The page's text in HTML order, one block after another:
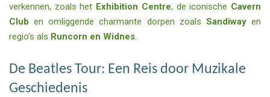
verkennen, zoals het Exhibition Centre, de iconische Cavern
Club en omliggende charmante dorpen zoals Sandiwayen
regio’s als Runcorn en Widnes.
De Beatles Tour: Een Reis door Muzikale
Geschiedenis